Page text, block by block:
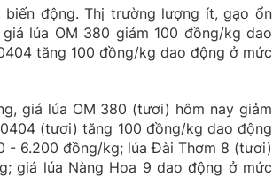
động. Thị trường lượng ít, gạo ổn
lúa OM 380 giảm 100 đồng/kg dao
tăng 100 đồng/kg dao động ở mức
giá lúa OM 380 (tươi) hôm nay giảm
(tươi) tăng 100 đồng/kg dao động
- 6.200 đồng/kg; lúa Đài Thơm 8 (tươi)
giá lúa Nàng Hoa 9 dao động ở mức